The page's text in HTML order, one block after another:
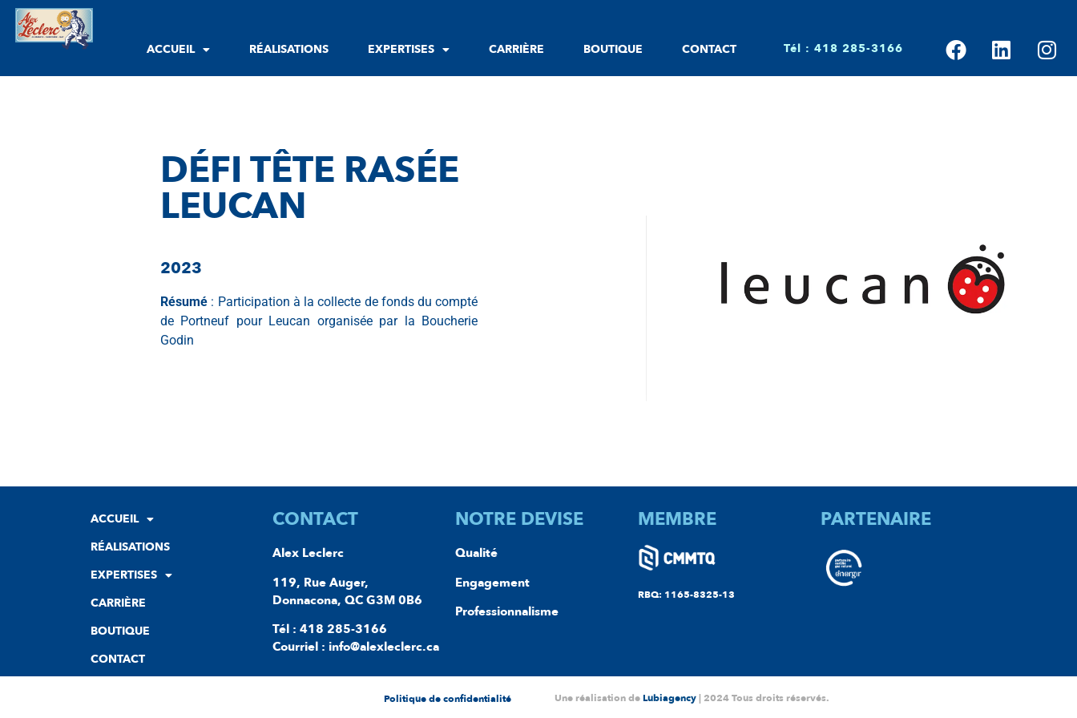
ACCUEIL RÉALISATIONS EXPERTISES CARRIÈRE BOUTIQUE CONTACT Tél : 418 285-3166
DÉFI TÊTE RASÉE
LEUCAN
2023
Résumé : Participation à la collecte de fonds du compté
de Portneuf pour Leucan organisée par la Boucherie
Godin
ACCUEIL
RÉALISATIONS
EXPERTISES
CARRIÈRE
BOUTIQUE
CONTACT
CONTACT
Alex Leclerc
119, Rue Auger,
Donnacona, QC G3M 0B6
Tél : 418 285-3166
Courriel : info@alexleclerc.ca
NOTRE DEVISE
Qualité
Engagement
Professionnalisme
MEMBRE
RBQ: 1165-8325-13
PARTENAIRE
Politique de confidentialité Une réalisation deLubiagency| 2024 Tous droits réservés.